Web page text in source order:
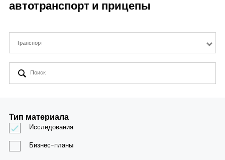
Cases
Contact us
автотранспорт и прицепы
Транспорт
Тип материала
Исследования
Бизнес-планы